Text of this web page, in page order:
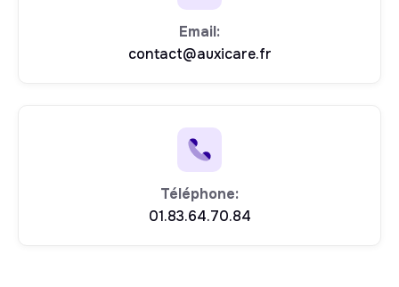
Email:
contact@auxicare.fr
Téléphone:
01.83.64.70.84